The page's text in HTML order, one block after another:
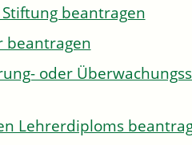
beantragen
beantragen
oder
Lehrerdiploms